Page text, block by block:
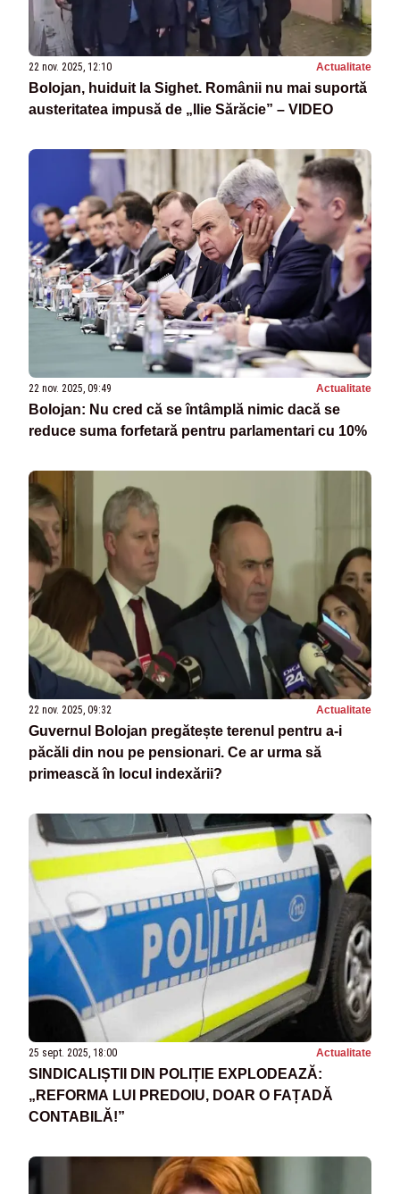
22 nov. 2025, 12:10 Actualitate
Bolojan, huiduit la Sighet. Românii nu mai suportă
austeritatea impusă de „Ilie Sărăcie” – VIDEO
22 nov. 2025, 09:49 Actualitate
Bolojan: Nu cred că se întâmplă nimic dacă se
reduce suma forfetară pentru parlamentari cu 10%
22 nov. 2025, 09:32 Actualitate
Guvernul Bolojan pregătește terenul pentru a-i
păcăli din nou pe pensionari. Ce ar urma să
primească în locul indexării?
25 sept. 2025, 18:00 Actualitate
SINDICALIȘTII DIN POLIȚIE EXPLODEAZĂ:
„REFORMA LUI PREDOIU, DOAR O FAȚADĂ
CONTABILĂ!”